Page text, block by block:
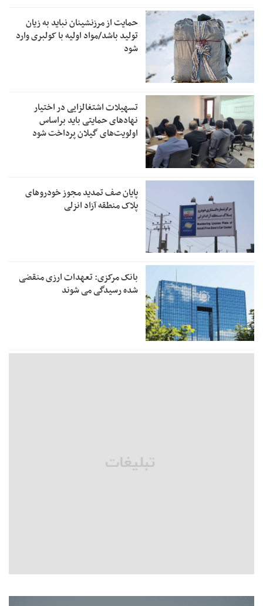
حمایت از مرزنشینان نباید به زیان
تولید باشد/مواد اولیه با کولبری وارد
شود
تسهیلات اشتغالزایی در اختیار
نهادهای حمایتی باید براساس
اولویت‌های گیلان پرداخت شود
پایان صف تمدید مجوز خودروهای
پلاک منطقه آزاد انزلی
بانک مرکزی: تعهدات ارزی منقضی
شده رسیدگی می شوند